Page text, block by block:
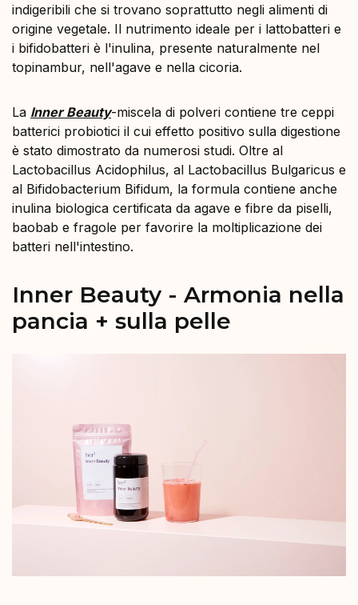
indigeribili che si trovano soprattutto negli alimenti di
origine vegetale. Il nutrimento ideale per i lattobatteri e
i bifidobatteri è l'inulina, presente naturalmente nel
topinambur, nell'agave e nella cicoria.
La Inner Beauty-miscela di polveri contiene tre ceppi
batterici probiotici il cui effetto positivo sulla digestione
è stato dimostrato da numerosi studi. Oltre al
Lactobacillus Acidophilus, al Lactobacillus Bulgaricus e
al Bifidobacterium Bifidum, la formula contiene anche
inulina biologica certificata da agave e fibre da piselli,
baobab e fragole per favorire la moltiplicazione dei
batteri nell'intestino.
Inner Beauty - Armonia nella
pancia + sulla pelle